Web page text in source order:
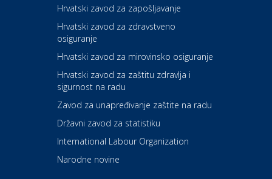
Zdravlje i osiguranje
Povoljnosti
Dental Sudar
Dom i dizajn
Euro-vrt – kosilice, motorne
Hrvatski zavod za zapošljavanje
Hrvatski zavod za zdravstveno
osiguranje
Hrvatski zavod za mirovinsko osiguranje
Hrvatski zavod za zaštitu zdravlja i
sigurnost na radu
Zavod za unapređivanje zaštite na radu
Državni zavod za statistiku
International Labour Organization
Narodne novine